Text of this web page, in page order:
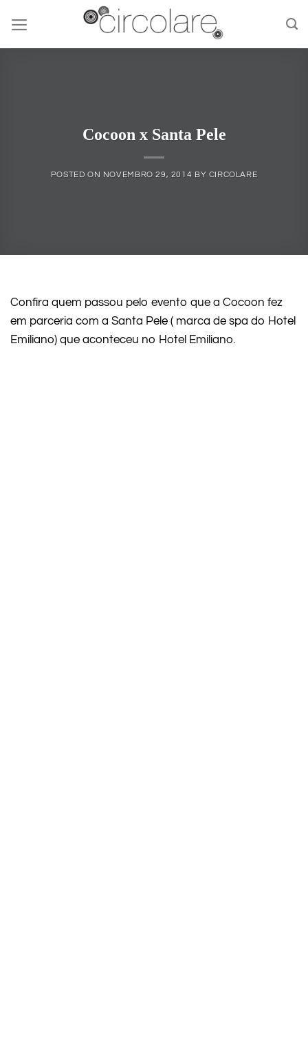
content
Cocoon x Santa Pele
POSTED ON NOVEMBRO 29, 2014 BY CIRCOLARE
Confira quem passou pelo evento que a Cocoon fez
em parceria com a Santa Pele ( marca de spa do Hotel
Emiliano) que aconteceu no Hotel Emiliano.